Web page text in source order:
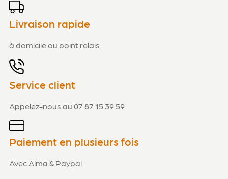
Livraison rapide
à domicile ou point relais
Service client
Appelez-nous au 07 87 15 39 59
Paiement en plusieurs fois
Avec Alma & Paypal